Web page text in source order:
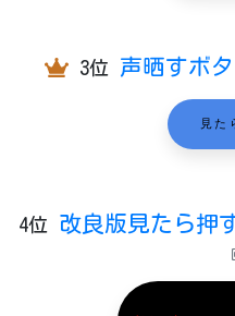
3位 声晒すボ
見た
4位 改良版見たら押